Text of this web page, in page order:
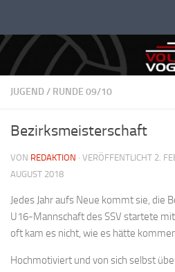
JUGEND / RUNDE 09/10
Bezirksmeisterschaft
VON REDAKTION · VERÖFFENTLICHT 2.
AUGUST 2018
Jedes Jahr aufs Neue kommt sie, die
U16-Mannschaft des SSV startete
oft kam es nicht, wie es hätte
Hochmotiviert und von sich selbst